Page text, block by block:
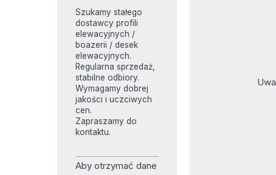
Szukamy stałego
dostawcy profili
elewacyjnych /
boazerii / desek
elewacyjnych.
Regularna sprzedaż,
stabilne odbiory.
Wymagamy dobrej
jakości i uczciwych
cen.
Zapraszamy do
kontaktu.
Aby otrzymać dane